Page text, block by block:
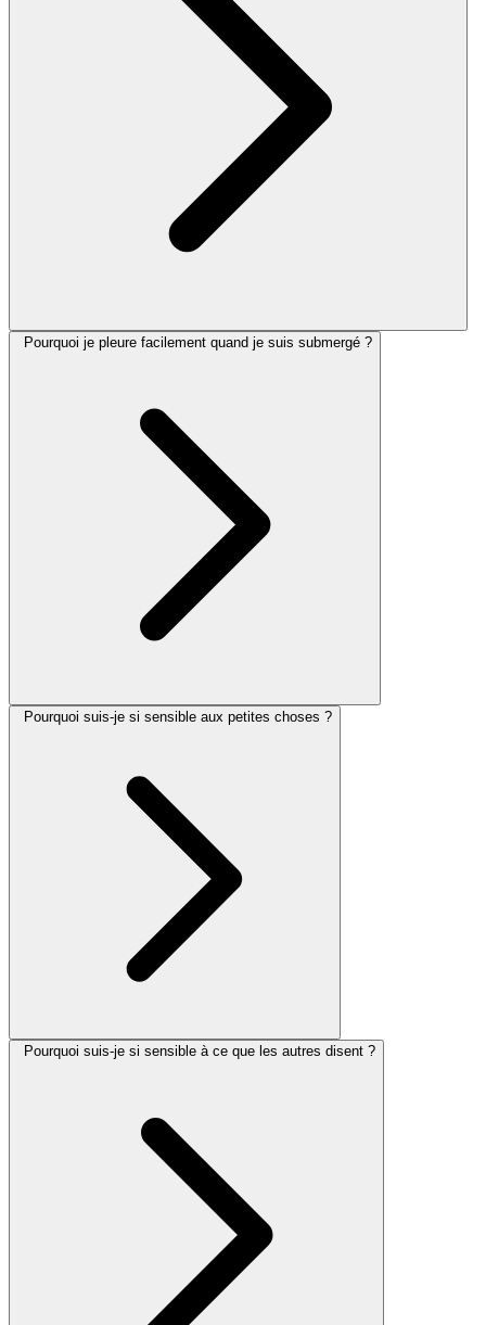
Pourquoi je pleure facilement quand je suis submergé ?
Pourquoi suis-je si sensible aux petites choses ?
Pourquoi suis-je si sensible à ce que les autres disent ?